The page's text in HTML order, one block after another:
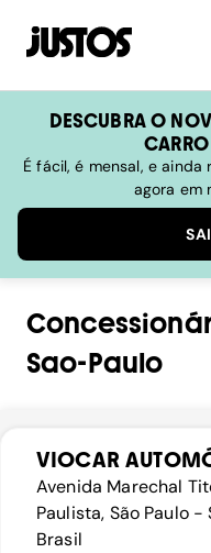
DESCUBRA O
É fácil, é mensal, e
agora em
Sao-Paulo
VIOCAR
Avenida Marechal
Paulista, São Paulo
Brasil